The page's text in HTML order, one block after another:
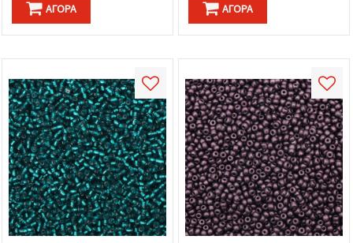
ΑΓΟΡΆ ΑΓΟΡΆ